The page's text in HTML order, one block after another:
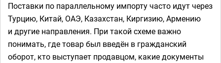
Поставки по параллельному импорту часто идут через
Турцию, Китай, ОАЭ, Казахстан, Киргизию, Армению
и другие направления. При такой схеме важно
понимать, где товар был введён в гражданский
оборот, кто выступает продавцом, какие документы